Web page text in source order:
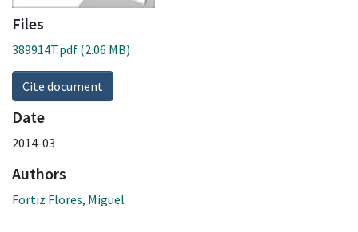
Files
389914T.pdf (2.06 MB)
Cite document
Date
2014-03
Authors
Fortiz Flores, Miguel